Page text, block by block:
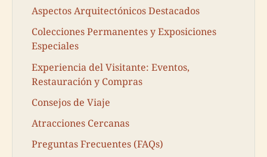
Aspectos Arquitectónicos Destacados
Colecciones Permanentes y Exposiciones
Especiales
Experiencia del Visitante: Eventos,
Restauración y Compras
Consejos de Viaje
Atracciones Cercanas
Preguntas Frecuentes (FAQs)